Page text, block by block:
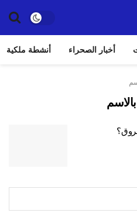
أخبار الصحراء أنشطة ملكية